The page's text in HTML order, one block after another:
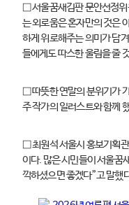
□ 서울꿈새김판 문안선정위
는 외로움은 혼자만의 것은
하게 위로해주는 의미가 담
들에게도 따스한 울림을 줄
□ 따뜻한 연말의 분위기가
주 작가의 일러스트와 함께
□ 최원석 서울시 홍보기획
이다. 많은 시민들이 서울꿈
끽하셨으면 좋겠다”고 말했